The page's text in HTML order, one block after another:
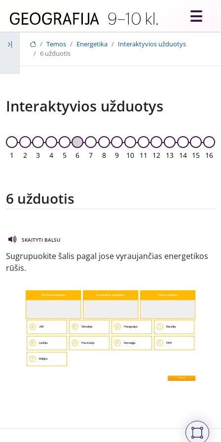
Temos Energetika
Interaktyvios užduotys
6 užduotis
Interaktyvios užduotys
1 2 3 4 5 6 7 8 9 10 11 12 13 14 15 16
6 užduotis
SKAITYTI BALSU
Sugrupuokite šalis pagal jose vyraujančias energetikos
rūšis.